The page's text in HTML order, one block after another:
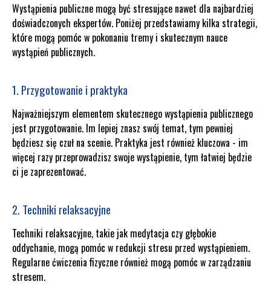
Wystąpienia publiczne mogą być stresujące nawet dla najbardziej
doświadczonych ekspertów. Poniżej przedstawiamy kilka strategii,
które mogą pomóc w pokonaniu tremy i skutecznym nauce
wystąpień publicznych.
1. Przygotowanie i praktyka
Najważniejszym elementem skutecznego wystąpienia publicznego
jest przygotowanie. Im lepiej znasz swój temat, tym pewniej
będziesz się czuł na scenie. Praktyka jest również kluczowa - im
więcej razy przeprowadzisz swoje wystąpienie, tym łatwiej będzie
ci je zaprezentować.
2. Techniki relaksacyjne
Techniki relaksacyjne, takie jak medytacja czy głębokie
oddychanie, mogą pomóc w redukcji stresu przed wystąpieniem.
Regularne ćwiczenia fizyczne również mogą pomóc w zarządzaniu
stresem.